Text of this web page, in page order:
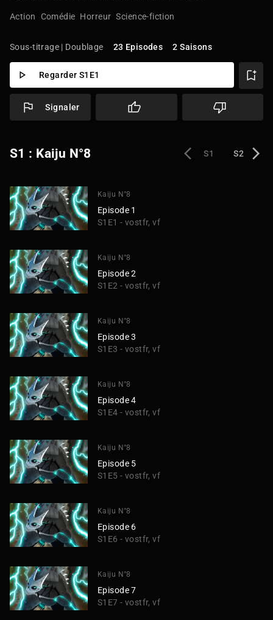
Action Comédie Horreur Science-fiction
Sous-titrage | Doublage 23 Episodes 2 Saisons
Regarder S1E1
Signaler
S1 : Kaiju N°8 S1 S2
Kaiju N°8
Episode 1
S1E1 - vostfr, vf
Kaiju N°8
Episode 2
S1E2 - vostfr, vf
Kaiju N°8
Episode 3
S1E3 - vostfr, vf
Kaiju N°8
Episode 4
S1E4 - vostfr, vf
Kaiju N°8
Episode 5
S1E5 - vostfr, vf
Kaiju N°8
Episode 6
S1E6 - vostfr, vf
Kaiju N°8
Episode 7
S1E7 - vostfr, vf